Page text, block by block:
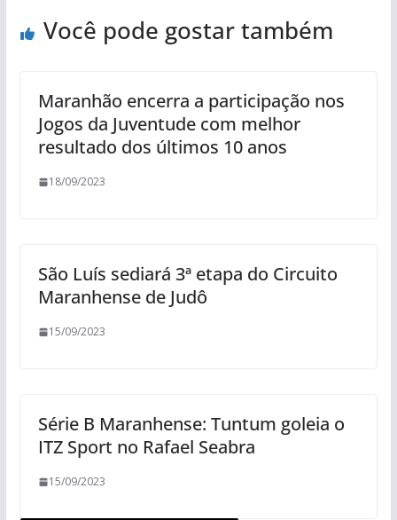
Você pode gostar também
Maranhão encerra a participação nos
Jogos da Juventude com melhor
resultado dos últimos 10 anos
18/09/2023
São Luís sediará 3ª etapa do Circuito
Maranhense de Judô
15/09/2023
Série B Maranhense: Tuntum goleia o
ITZ Sport no Rafael Seabra
15/09/2023